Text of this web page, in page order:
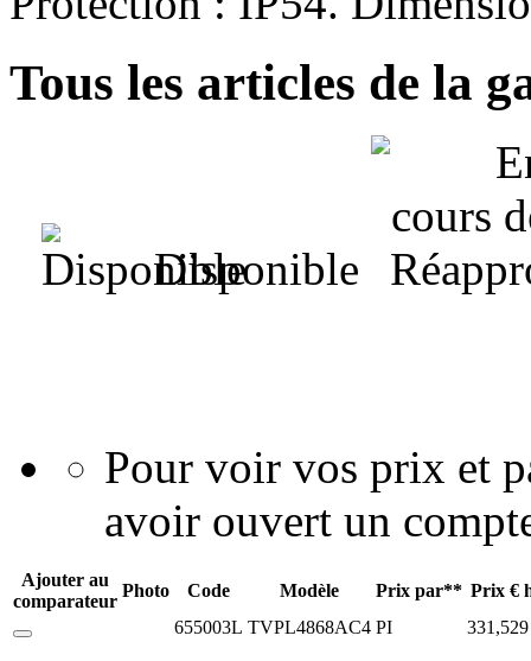
Tous les articles de la
Disponible
Pour voir vos prix et
avoir ouvert un
Ajouter au
comparateur
Photo Code Modèle Prix par** Prix €
655003L TVPL4868AC4 PI